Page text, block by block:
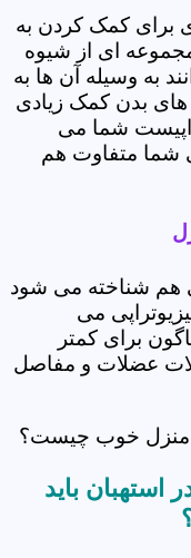
برای کمک کردن به
ای از شیوه
به وسیله آن ها به
بدن کمک زیادی
شما می
شما متفاوت هم
هم شناخته می شود
می
برای کمتر
عضلات و مفاصل
منزل خوب چیست؟
استهبان باید